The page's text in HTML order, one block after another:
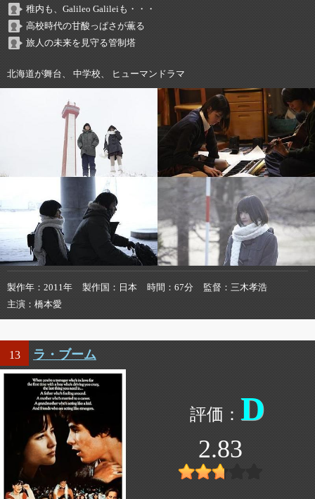
稚内も、Galileo Galileiも・・・
高校時代の甘酸っぱさが薫る
旅人の未来を見守る管制塔
北海道が舞台、 中学校、 ヒューマンドラマ
製作年 2011年 製作国 日本 時間 67分 監督
三木孝浩
主演
橋本愛
13 ラ・ブーム
D
2.83